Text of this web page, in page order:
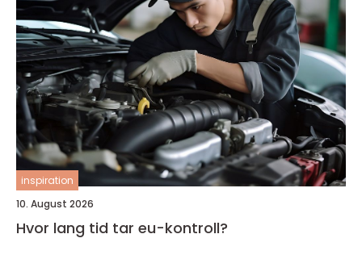
inspiration
10. August 2026
Hvor lang tid tar eu-kontroll?